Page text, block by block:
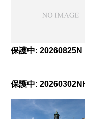
保護中: 20260825N
保護中: